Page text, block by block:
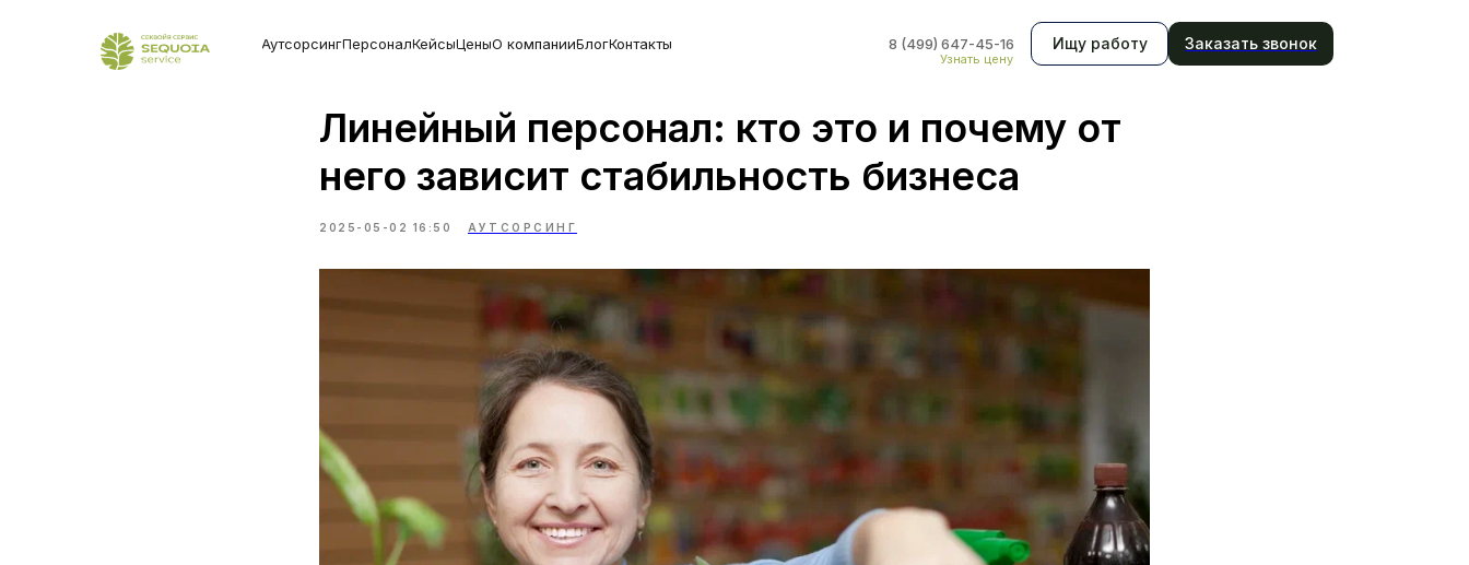
АутсорсингПерсоналКейсыЦеныО компанииБлогКонтакты
Узнать цену
8 (499) 647-45-16 Ищу работу Заказать звонок
Линейный персонал: кто это и почему от
него зависит стабильность бизнеса
2025-05-02 16:50 АУТСОРСИНГ